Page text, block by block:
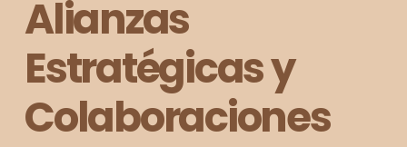
Alianzas
Estratégicas y
Colaboraciones